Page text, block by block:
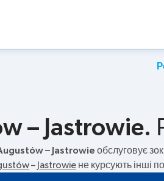
– Jastrowie.
– Jastrowie обслуговує
– Jastrowie не курсують інші